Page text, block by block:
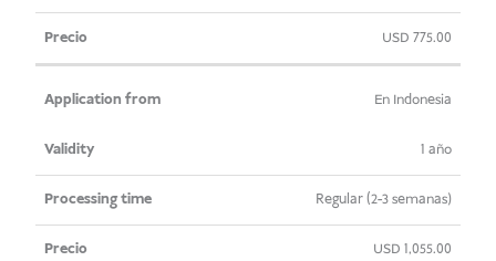
USD 775.00
En Indonesia
1 año
Regular (2-3 semanas)
USD 1,055.00